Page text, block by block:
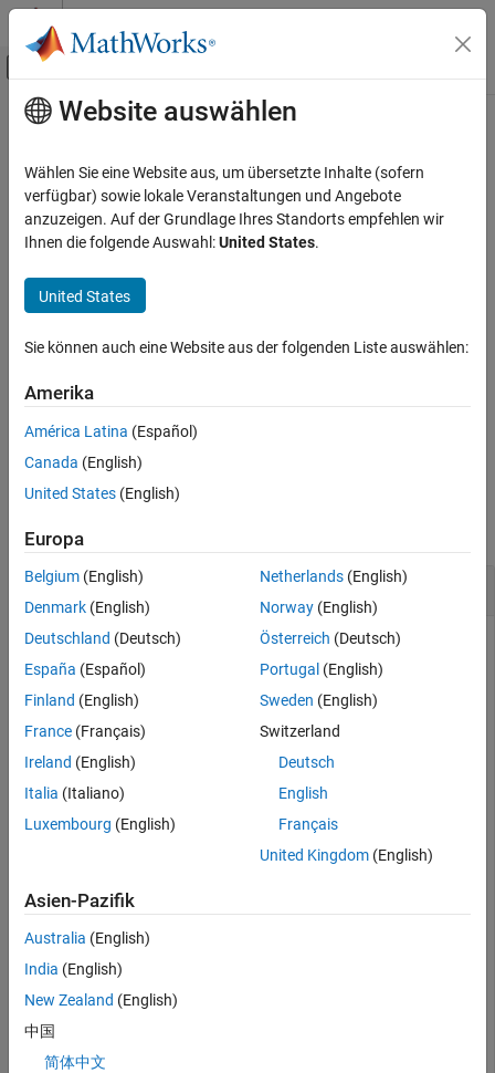
Weiter zum Inhalt
Umschaltung für Off-Canvas-
Startseite der Dokumentation
DSP System Toolbox
Signal Generation, Manipulation, and Analysis
Signal Operations
Description
Examples
Input Arguments
Output Arguments
Version History
Hauptinhalt
info
Display information about sample rate converter
collapse all in page
s = info(src)
SampleRateConverter
example
Examples
Default Multistage Sample Rate Converter
Create a multistage sample rate converter with default
properties, corresponding to the combined three filter stages
used to convert from 192 kHz to 44.1 kHz.
  dsp.SampleRateConverter with properties:
        InputSampleRate: 192000
    OutputRateTolerance: 0
              Bandwidth: 40000
    StopbandAttenuation: 80
Display information about the design.
Website auswählen
Wählen Sie eine Website aus, um übersetzte Inhalte (sofern
verfügbar) sowie lokale Veranstaltungen und Angebote
anzuzeigen. Auf der Grundlage Ihres Standorts empfehlen wir
Ihnen die folgende Auswahl:United States.
United States
Sie können auch eine Website aus der folgenden Liste auswählen:
Amerika
América Latina (Español)
Canada (English)
United States (English)
Europa
Belgium (English)
Denmark (English)
Deutschland (Deutsch)
España (Español)
Finland (English)
France (Français)
Ireland (English)
Italia (Italiano)
Luxembourg (English)
Netherlands(English)
Norway(English)
Österreich (Deutsch)
Portugal (English)
Sweden (English)
Switzerland
Deutsch
English
Français
United Kingdom(English)
Asien-Pazifik
Australia (English)
India (English)
New Zealand (English)
中国
简体中文